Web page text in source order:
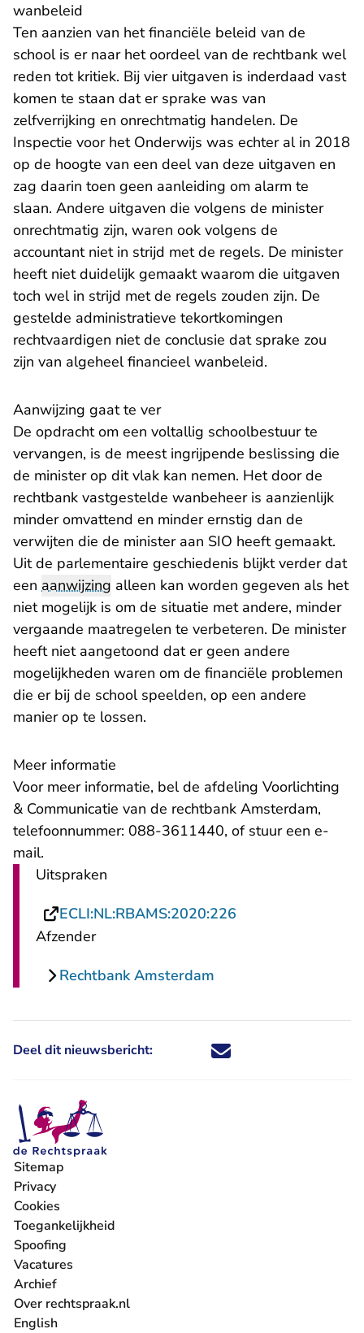
wanbeleid
Ten aanzien van het financiële beleid van de
school is er naar het oordeel van de rechtbank wel
reden tot kritiek. Bij vier uitgaven is inderdaad vast
komen te staan dat er sprake was van
zelfverrijking en onrechtmatig handelen. De
Inspectie voor het Onderwijs was echter al in 2018
op de hoogte van een deel van deze uitgaven en
zag daarin toen geen aanleiding om alarm te
slaan. Andere uitgaven die volgens de minister
onrechtmatig zijn, waren ook volgens de
accountant niet in strijd met de regels. De minister
heeft niet duidelijk gemaakt waarom die uitgaven
toch wel in strijd met de regels zouden zijn. De
gestelde administratieve tekortkomingen
rechtvaardigen niet de conclusie dat sprake zou
zijn van algeheel financieel wanbeleid.
Aanwijzing gaat te ver
De opdracht om een voltallig schoolbestuur te
vervangen, is de meest ingrijpende beslissing die
de minister op dit vlak kan nemen. Het door de
rechtbank vastgestelde wanbeheer is aanzienlijk
minder omvattend en minder ernstig dan de
verwijten die de minister aan SIO heeft gemaakt.
Uit de parlementaire geschiedenis blijkt verder dat
een aanwijzing alleen kan worden gegeven als het
niet mogelijk is om de situatie met andere, minder
vergaande maatregelen te verbeteren. De minister
heeft niet aangetoond dat er geen andere
mogelijkheden waren om de financiële problemen
die er bij de school speelden, op een andere
manier op te lossen.
Meer informatie
Voor meer informatie, bel de afdeling Voorlichting
& Communicatie van de rechtbank Amsterdam,
telefoonnummer: 088-3611440, of stuur een e-
mail- U verlaat Rechtspraak.nl
.
Uitspraken
ECLI:NL:RBAMS:2020:226
Afzender
Rechtbank Amsterdam
Deel dit nieuwsbericht: Deel dit nieuwsbericht via X -
Deel dit nieuwsbericht via
Deel dit nieuwsbericht
Deel dit
Sitemap
Privacy
Cookies
Toegankelijkheid
Spoofing
Vacatures
- U verlaat Rechtspraak.nl
Archief
Over rechtspraak.nl
English